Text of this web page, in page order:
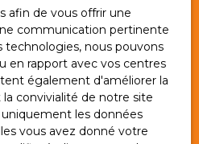
afin de vous offrir une
communication pertinente
technologies, nous pouvons
en rapport avec vos centres
également d'améliorer la
convivialité de notre site
les données
vous avez donné votre